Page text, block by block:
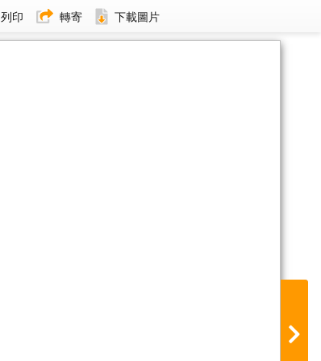
列印 轉寄 下載圖片